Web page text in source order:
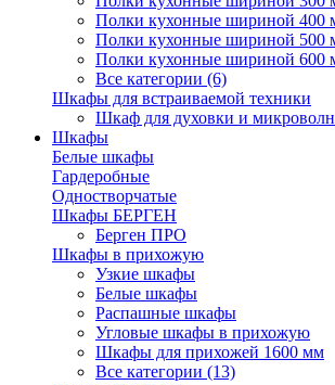
Полки кухонные шириной 400
Полки кухонные шириной 500
Полки кухонные шириной 600
Все категории (6)
Шкафы для встраиваемой техники
Шкаф для духовки и
Шкафы
Белые шкафы
Гардеробные
Одностворчатые
Шкафы БЕРГЕН
Берген ПРО
Шкафы в прихожую
Узкие шкафы
Белые шкафы
Распашные шкафы
Угловые шкафы в прихожую
Шкафы для прихожей 1600 мм
Все категории (13)